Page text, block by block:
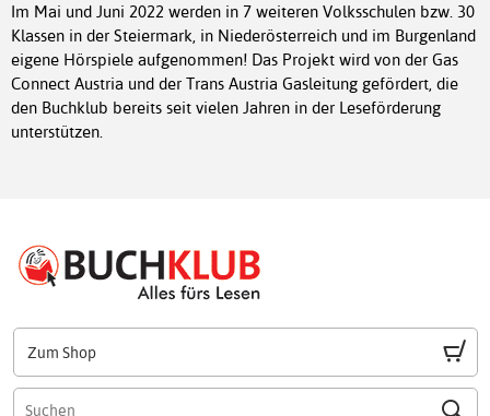
Im Mai und Juni 2022 werden in 7 weiteren Volksschulen bzw. 30
Klassen in der Steiermark, in Niederösterreich und im Burgenland
eigene Hörspiele aufgenommen! Das Projekt wird von der Gas
Connect Austria und der Trans Austria Gasleitung gefördert, die
den Buchklub bereits seit vielen Jahren in der Leseförderung
unterstützen.
Zum Shop